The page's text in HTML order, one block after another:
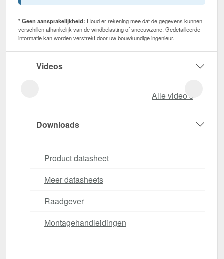
* Geen aansprakelijkheid: Houd er rekening mee dat de gegevens kunnen
verschillen afhankelijk van de windbelasting of sneeuwzone. Gedetailleerde
informatie kan worden verstrekt door uw bouwkundige ingenieur.
Videos
Alle video‘s
Downloads
Product datasheet
Meer datasheets
Raadgever
Montagehandleidingen